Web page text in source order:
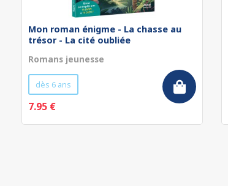
Mon roman énigme - La chasse au
trésor - La cité oubliée
Romans jeunesse
dès 6 ans
7.95 €